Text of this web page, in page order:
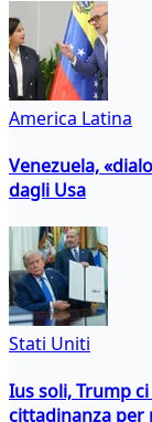
America Latina
Venezuela,
dagli Usa
Stati Uniti
Ius soli, Trump
cittadinanza per